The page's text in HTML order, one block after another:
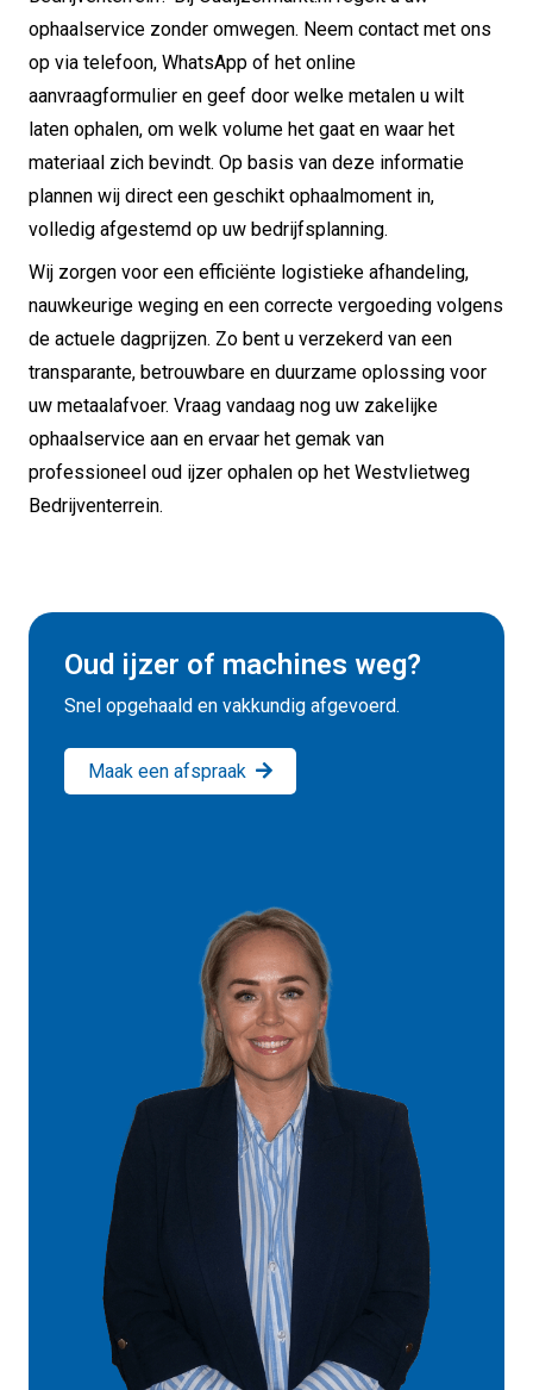
ophaalservice zonder omwegen. Neem contact met ons
op via telefoon, WhatsApp of het online
aanvraagformulier en geef door welke metalen u wilt
laten ophalen, om welk volume het gaat en waar het
materiaal zich bevindt. Op basis van deze informatie
plannen wij direct een geschikt ophaalmoment in,
volledig afgestemd op uw bedrijfsplanning.
Wij zorgen voor een efficiënte logistieke afhandeling,
nauwkeurige weging en een correcte vergoeding volgens
de actuele dagprijzen. Zo bent u verzekerd van een
transparante, betrouwbare en duurzame oplossing voor
uw metaalafvoer. Vraag vandaag nog uw zakelijke
ophaalservice aan en ervaar het gemak van
professioneel oud ijzer ophalen op het Westvlietweg
Bedrijventerrein.
Oud ijzer of machines weg?
Snel opgehaald en vakkundig afgevoerd.
Maak een afspraak